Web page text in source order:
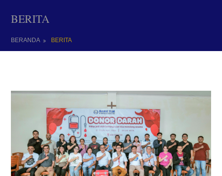
BERITA
BERANDA BERITA